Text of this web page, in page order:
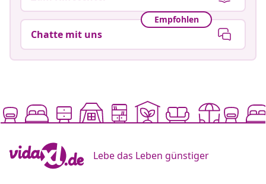
Empfohlen
Chatte mit uns
Lebe das Leben günstiger